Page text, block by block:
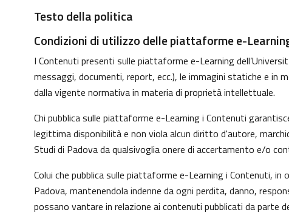
Testo della politica
Condizioni di utilizzo delle piattaforme e-
I Contenuti presenti sulle piattaforme e-Learning
messaggi, documenti, report, ecc.), le immagini statiche e in
dalla vigente normativa in materia di proprietà intellettuale.
Chi pubblica sulle piattaforme e-Learning i Contenuti
legittima disponibilità e non viola alcun diritto d'autore,
Studi di Padova da qualsivoglia onere di accertamento e/o
Colui che pubblica sulle piattaforme e-Learning i Contenuti,
Padova, mantenendola indenne da ogni perdita, danno,
possano vantare in relazione ai contenuti pubblicati da parte